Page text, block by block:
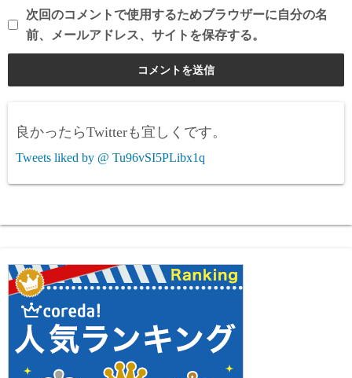
次回のコメントで使用するためブラウザーに自分の名
前、メールアドレス、サイトを保存する。
良かったらTwitterも宜しくです。
Tweets liked by @ Tu96vSI5PLibx1q